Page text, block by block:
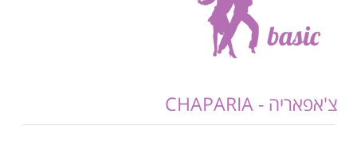
צ'אפאריה - CHAPARIA